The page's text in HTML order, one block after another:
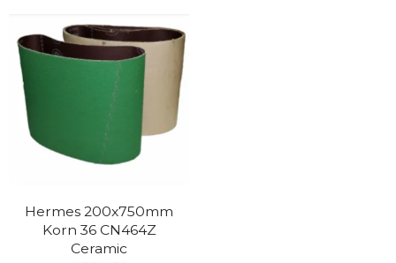
Hermes 200x750mm
Korn 36 CN464Z
Ceramic